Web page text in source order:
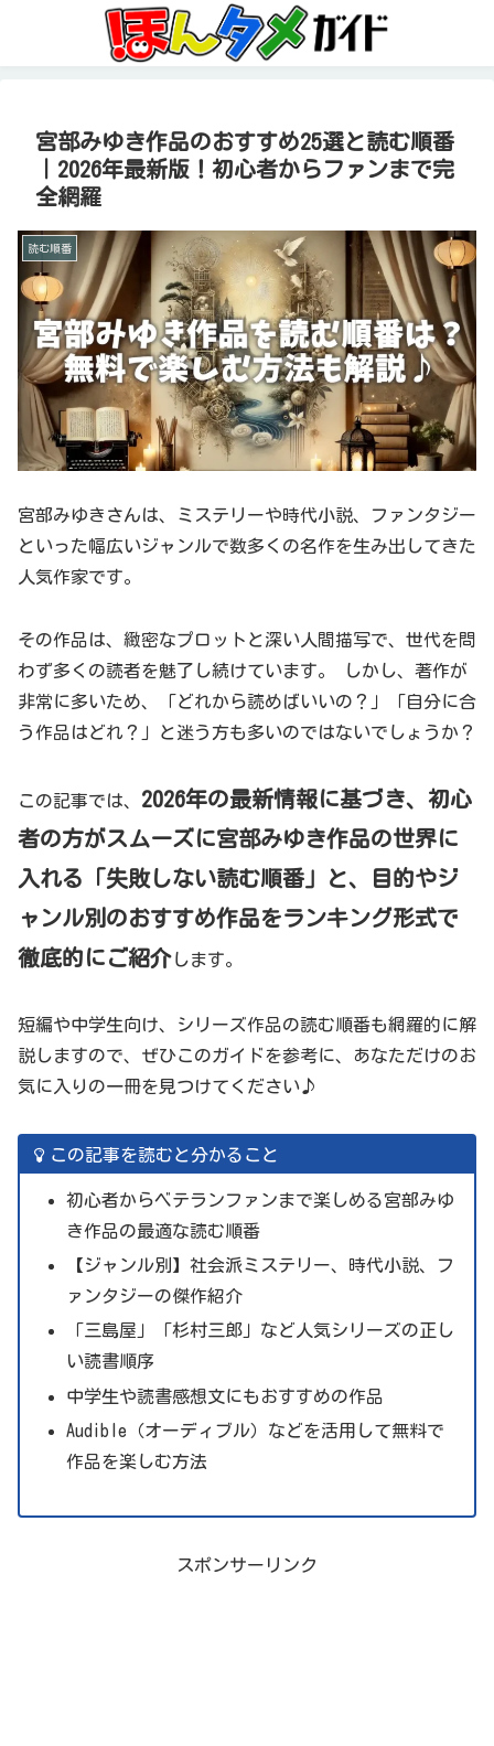
宮部みゆき作品のおすすめ25選と読む順番
｜2026年最新版！初心者からファンまで完
全網羅
読む順番
宮部みゆきさんは、ミステリーや時代小説、ファンタジー
といった幅広いジャンルで数多くの名作を生み出してきた
人気作家です。
その作品は、緻密なプロットと深い人間描写で、世代を問
わず多くの読者を魅了し続けています。 しかし、著作が
非常に多いため、「どれから読めばいいの？」「自分に合
う作品はどれ？」と迷う方も多いのではないでしょうか？
この記事では、 2026年の最新情報に基づき、初心
者の方がスムーズに宮部みゆき作品の世界に
入れる「失敗しない読む順番」と、目的やジ
ャンル別のおすすめ作品をランキング形式で
徹底的にご紹介します。
短編や中学生向け、シリーズ作品の読む順番も網羅的に解
説しますので、ぜひこのガイドを参考に、あなただけのお
気に入りの一冊を見つけてください♪
この記事を読むと分かること
初心者からベテランファンまで楽しめる宮部みゆ
き作品の最適な読む順番
【ジャンル別】社会派ミステリー、時代小説、フ
ァンタジーの傑作紹介
「三島屋」「杉村三郎」など人気シリーズの正し
い読書順序
中学生や読書感想文にもおすすめの作品
Audible（オーディブル）などを活用して無料で
作品を楽しむ方法
スポンサーリンク